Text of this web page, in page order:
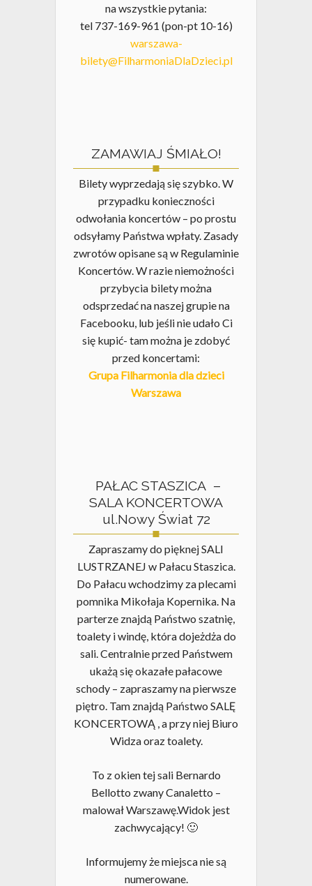
na wszystkie pytania:
tel 737-169-961 (pon-pt 10-16)
warszawa-
bilety@FilharmoniaDlaDzieci.pl
ZAMAWIAJ ŚMIAŁO!
Bilety wyprzedają się szybko. W
przypadku konieczności
odwołania koncertów – po prostu
odsyłamy Państwa wpłaty. Zasady
zwrotów opisane są w Regulaminie
Koncertów. W razie niemożności
przybycia bilety można
odsprzedać na naszej grupie na
Facebooku, lub jeśli nie udało Ci
się kupić- tam można je zdobyć
przed koncertami:
Grupa Filharmonia dla dzieci
Warszawa
PAŁAC STASZICA –
SALA KONCERTOWA
ul.Nowy Świat 72
Zapraszamy do pięknej SALI
LUSTRZANEJ w Pałacu Staszica.
Do Pałacu wchodzimy za plecami
pomnika Mikołaja Kopernika. Na
parterze znajdą Państwo szatnię,
toalety i windę, która dojeżdża do
sali. Centralnie przed Państwem
ukażą się okazałe pałacowe
schody – zapraszamy na pierwsze
piętro. Tam znajdą Państwo SALĘ
KONCERTOWĄ , a przy niej Biuro
Widza oraz toalety.
To z okien tej sali Bernardo
Bellotto zwany Canaletto –
malował Warszawę.Widok jest
zachwycający! 🙂
Informujemy że miejsca nie są
numerowane.